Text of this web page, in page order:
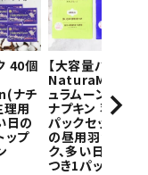
40個
ナチ
理用
日の
ップ
【大容量パック】
NaturaMoon(
ュラムーン) 生理
ナプキン 羽つき
パックセット(多
の昼用羽つき1パ
ク、多い日の夜
つき1パック)